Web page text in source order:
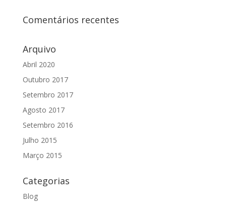
Comentários recentes
Arquivo
Abril 2020
Outubro 2017
Setembro 2017
Agosto 2017
Setembro 2016
Julho 2015
Março 2015
Categorias
Blog